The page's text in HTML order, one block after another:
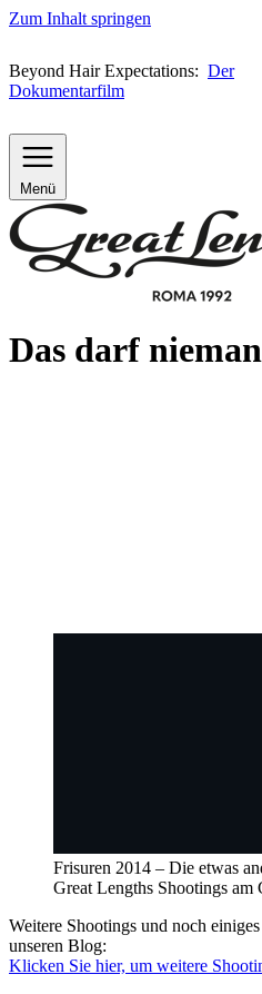
Zum Inhalt springen
Beyond Hair Expectations: Der
Dokumentarfilm
Menü
Das darf
Frisuren 2014 – Die etwas
Great Lengths Shootings am
Weitere Shootings und noch
unseren Blog:
Klicken Sie hier, um weitere